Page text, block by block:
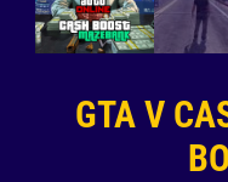
GTA V